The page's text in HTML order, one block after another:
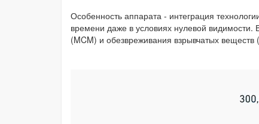
Особенность аппарата - интеграция
времени даже в условиях нулевой
(MCM) и обезвреживания взрывчатых веществ